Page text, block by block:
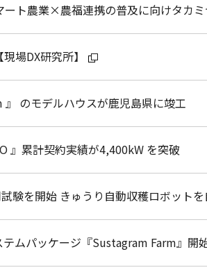
ート農業×農福連携の普及に向けタカ
場DX研究所】
』 のモデルハウスが鹿児島県に竣工
』累計契約実績が4,400kW を突破
験を開始 きゅうり自動収穫ロボット
ムパッケージ『Sustagram Farm』開